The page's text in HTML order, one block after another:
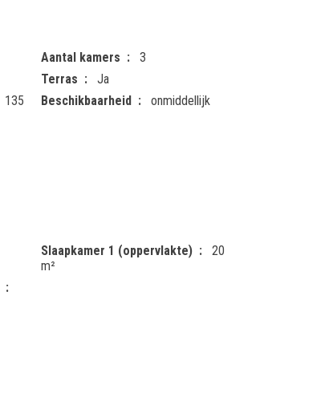
Aantal kamers
3
Terras
Ja
135
Beschikbaarheid onmiddellijk
Slaapkamer 1 (oppervlakte)
20
m²